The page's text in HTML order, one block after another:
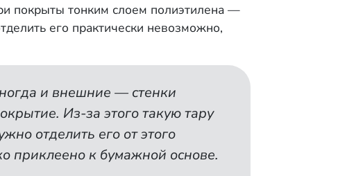
покрыты тонким слоем полиэтилена —
его практически невозможно,
и внешние — стенки
Из-за этого такую тару
отделить его от этого
приклеено к бумажной основе.